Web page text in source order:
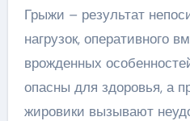
Грыжи – результат
нагрузок, оперативного
врожденных
опасны для здоровья, а
жировики вызывают